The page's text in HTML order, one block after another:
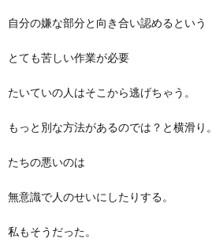
自分の嫌な部分と向き合い認めるという
とても苦しい作業が必要
たいていの人はそこから逃げちゃう。
もっと別な方法があるのでは？と横滑り。
たちの悪いのは
無意識で人のせいにしたりする。
私もそうだった。